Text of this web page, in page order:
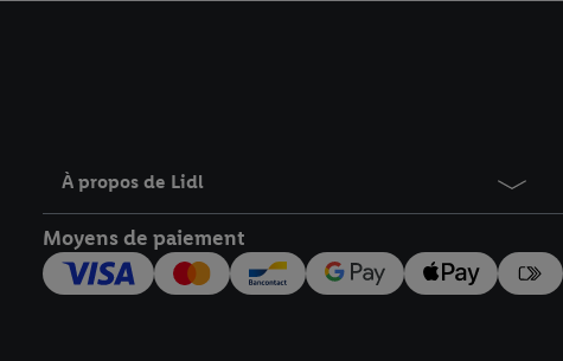
À propos de Lidl
Moyens de paiement